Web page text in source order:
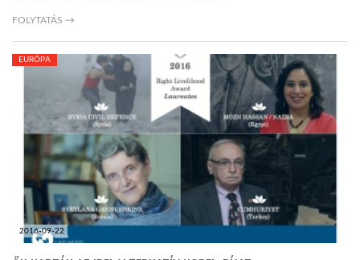
FOLYTATÁS →
2016-09-22
EURÓPA